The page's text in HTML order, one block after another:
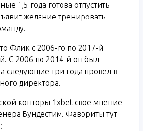
1,5 года готова отпустить
желание тренировать
Флик с 2006-го по 2017-й
С 2006 по 2014-й он был
а следующие три года провел в
директора.
конторы 1xbet свое мнение
Бундестим. Фавориты тут